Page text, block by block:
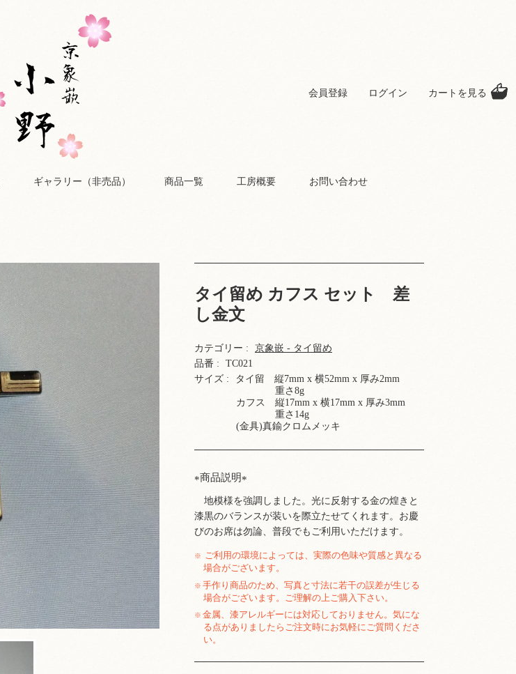
会員登録 ログイン カートを見る
ギャラリー（非売品） 商品一覧 工房概要 お問い合わせ
タイ留め カフス セット 差
し金文
カテゴリー :
京象嵌 - タイ留め
品番 :
TC021
サイズ :
タイ留 縦7mm x 横52mm x 厚み2mm
重さ8g
カフス 縦17mm x 横17mm x 厚み3mm
重さ14g
(金具)真鍮クロムメッキ
商品説明
地模様を強調しました。光に反射する金の煌きと
漆黒のバランスが装いを際立たせてくれます。お慶
びのお席は勿論、普段でもご利用いただけます。
※
ご利用の環境によっては、実際の色味や質感と異なる
場合がございます。
※ 手作り商品のため、写真と寸法に若干の誤差が生じる
場合がございます。ご理解の上ご購入下さい。
※ 金属、漆アレルギーには対応しておりません。気にな
る点がありましたらご注文時にお気軽にご質問くださ
い。